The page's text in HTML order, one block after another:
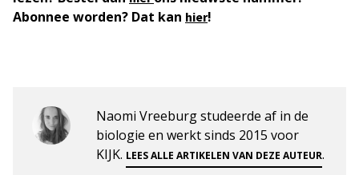
Abonnee worden? Dat kan hier!
Naomi Vreeburg studeerde af in de
biologie en werkt sinds 2015 voor
KIJK. LEES ALLE ARTIKELEN VAN DEZE AUTEUR.